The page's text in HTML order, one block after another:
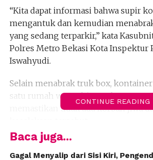
“Kita dapat informasi bahwa supir
mengantuk dan kemudian
yang sedang terparkir,” kata
Polres Metro Bekasi Kota Inspektur
Iswahyudi.
Selain menabrak truk box,
satu rumah warga hingga hancur.
memastikan tidak ada korban jiwa
“Tidak ada korban jiwa, hanya saja
kendaraan dan satu rumah hancur,”
CONTINUE READING
Baca juga...
Gagal Menyalip dari Sisi Kiri,